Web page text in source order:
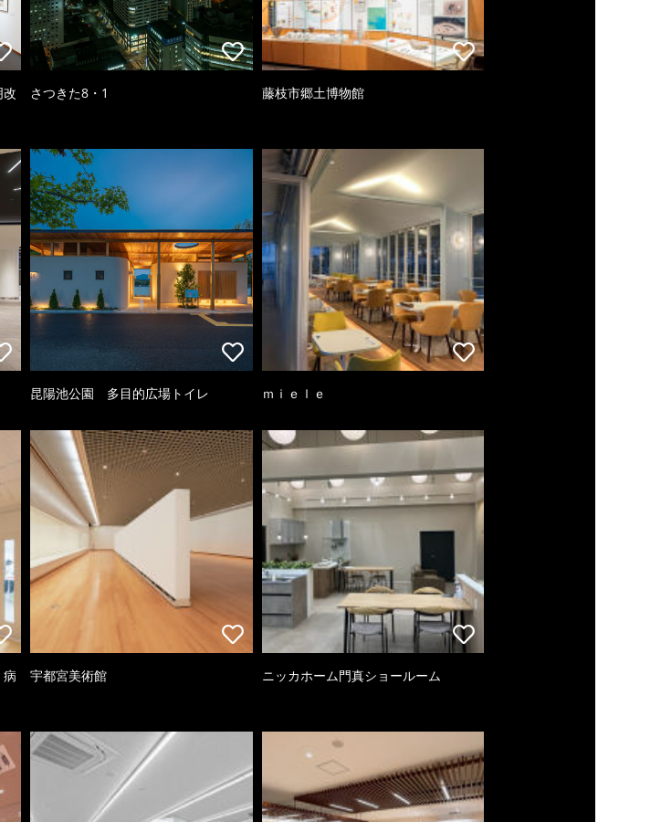
さつきた8・1 藤枝市郷土博物館
昆陽池公園 多目的広場トイレ ｍｉｅｌｅ
宇都宮美術館 ニッカホーム門真ショールーム